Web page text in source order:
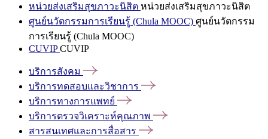
หน่วยส่งเสริมสุขภาวะนิสิต หน่วยส่งเสริมสุขภาวะนิสิต
ศูนย์นวัตกรรมการเรียนรู้ (Chula MOOC) ศูนย์นวัตกรรม
การเรียนรู้ (Chula MOOC)
CUVIPCUVIP
บริการสังคม
บริการทดสอบและวิชาการ
บริการทางการแพทย์
บริการตรวจวิเคราะห์คุณภาพ
สารสนเทศและการสื่อสาร